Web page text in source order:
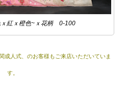
ｘ紅ｘ橙色~ｘ花柄 0-100
成人式、のお客様もご来店いただいていま
す。